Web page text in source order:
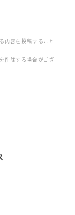
内容を投稿すること
削除する場合がござ